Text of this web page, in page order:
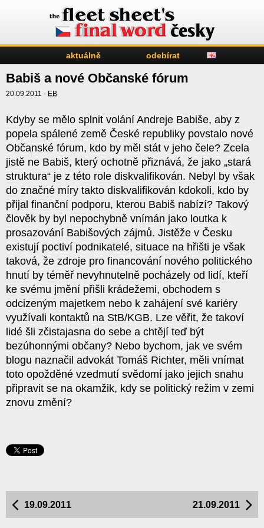
aktuálně odebírat
Babiš a nové Občanské fórum
20.09.2011 - EB
Kdyby se mělo splnit volání Andreje Babiše, aby z
popela spálené země České republiky povstalo nové
Občanské fórum, kdo by měl stát v jeho čele? Zcela
jistě ne Babiš, který ochotně přiznává, že jako „stará
struktura“ je z této role diskvalifikován. Nebyl by však
do značné míry takto diskvalifikován kdokoli, kdo by
přijal finanční podporu, kterou Babiš nabízí? Takový
člověk by byl nepochybně vnímán jako loutka k
prosazování Babišových zájmů. Jistěže v Česku
existují poctiví podnikatelé, situace na hřišti je však
taková, že zdroje pro financování nového politického
hnutí by téměř nevyhnutelně pocházely od lidí, kteří
ke svému jmění přišli krádežemi, obchodem s
odcizeným majetkem nebo k zahájení své kariéry
využívali kontaktů na StB/KGB. Lze věřit, že takoví
lidé šli zčistajasna do sebe a chtějí teď být
bezúhonnými občany? Nebo bychom, jak ve svém
blogu naznačil advokát Tomáš Richter, měli vnímat
toto opožděné vzedmutí svědomí jako jejich snahu
připravit se na okamžik, kdy se politický režim v zemi
znovu změní?
21.09.2011
19.09.2011